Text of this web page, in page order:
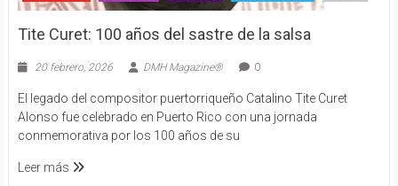
Tite Curet: 100 años del sastre de la salsa
20 febrero, 2026 DMH Magazine® 0
El legado del compositor puertorriqueño Catalino Tite Curet
Alonso fue celebrado en Puerto Rico con una jornada
conmemorativa por los 100 años de su
Leer más